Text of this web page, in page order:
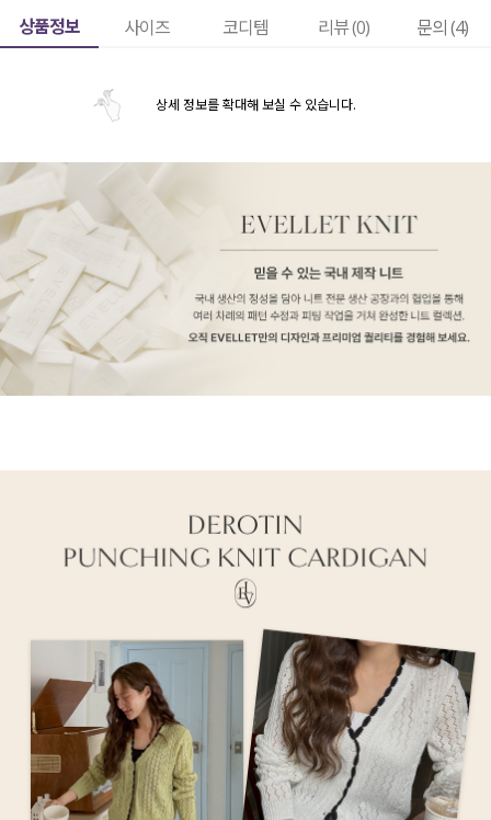
상품정보 사이즈 코디템 리뷰 (0) 문의 (4)
상세 정보를 확대해 보실 수 있습니다.